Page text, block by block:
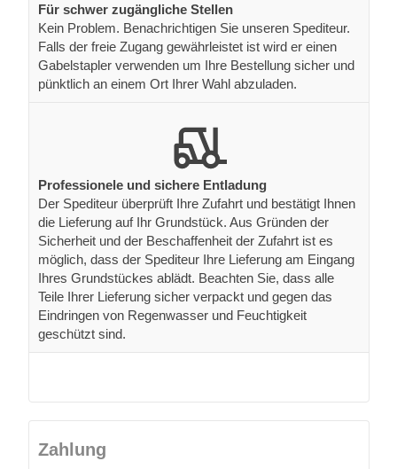
Für schwer zugängliche Stellen
Kein Problem. Benachrichtigen Sie unseren Spediteur.
Falls der freie Zugang gewährleistet ist wird er einen
Gabelstapler verwenden um Ihre Bestellung sicher und
pünktlich an einem Ort Ihrer Wahl abzuladen.
Professionele und sichere Entladung
Der Spediteur überprüft Ihre Zufahrt und bestätigt Ihnen
die Lieferung auf Ihr Grundstück. Aus Gründen der
Sicherheit und der Beschaffenheit der Zufahrt ist es
möglich, dass der Spediteur Ihre Lieferung am Eingang
Ihres Grundstückes ablädt. Beachten Sie, dass alle
Teile Ihrer Lieferung sicher verpackt und gegen das
Eindringen von Regenwasser und Feuchtigkeit
geschützt sind.
Zahlung